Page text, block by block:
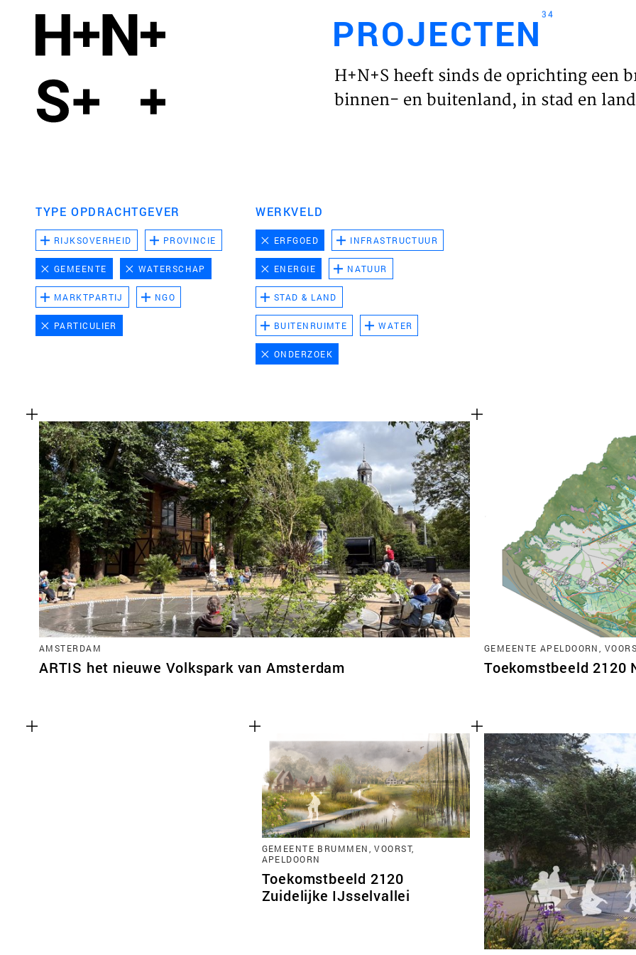
HOME
PROJECTEN34
H+N+S heeft sinds de oprichting een
binnen- en buitenland, in stad en
TYPE OPDRACHTGEVER
RIJKSOVERHEID PROVINCIE
GEMEENTE WATERSCHAP
MARKTPARTIJ NGO
PARTICULIER
WERKVELD
ERFGOED INFRASTRUCTUUR
ENERGIE NATUUR
STAD & LAND
BUITENRUIMTE WATER
ONDERZOEK
AMSTERDAM
ARTIS het nieuwe Volkspark van Amsterdam
GEMEENTE APELDOORN,
Toekomstbeeld 2120
GEMEENTE BRUMMEN, VOORST,
APELDOORN
Toekomstbeeld 2120
Zuidelijke IJsselvallei